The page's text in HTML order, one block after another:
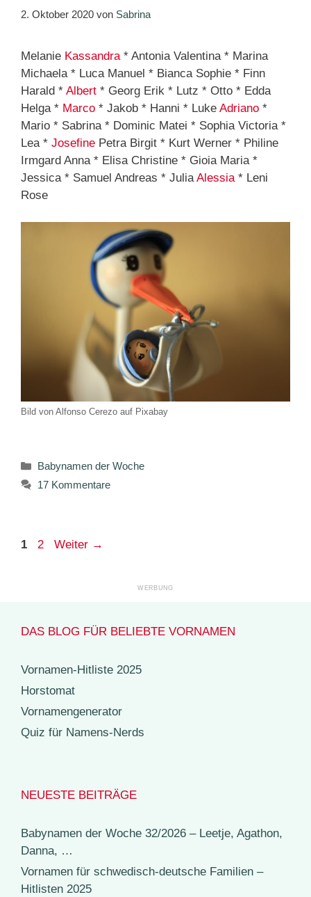
2. Oktober 2020 von Sabrina
Melanie Kassandra* Antonia Valentina * Marina
Michaela * Luca Manuel * Bianca Sophie * Finn
Harald * Albert * Georg Erik * Lutz * Otto * Edda
Helga * Marco * Jakob * Hanni * Luke Adriano *
Mario * Sabrina * Dominic Matei * Sophia Victoria *
Lea * Josefine Petra Birgit * Kurt Werner * Philine
Irmgard Anna * Elisa Christine * Gioia Maria *
Jessica * Samuel Andreas * JuliaAlessia* Leni
Rose
Bild von Alfonso Cerezo auf Pixabay
Kategorien
Babynamen der Woche
17 Kommentare
Seite
1 Seite
2 Weiter →
DAS BLOG FÜR BELIEBTE VORNAMEN
Vornamen-Hitliste 2025
Horstomat
Vornamengenerator
Quiz für Namens-Nerds
NEUESTE BEITRÄGE
Babynamen der Woche 32/2026 – Leetje, Agathon,
Danna, …
Vornamen für schwedisch-deutsche Familien –
Hitlisten 2025